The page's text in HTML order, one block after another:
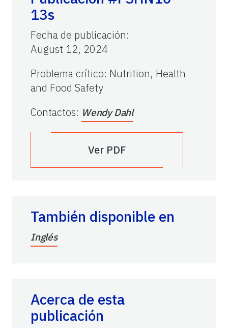
13s
Fecha de publicación:
August 12, 2024
Problema crítico: Nutrition, Health
and Food Safety
Contactos: Wendy Dahl
Ver PDF
También disponible en
Inglés
Acerca de esta
publicación